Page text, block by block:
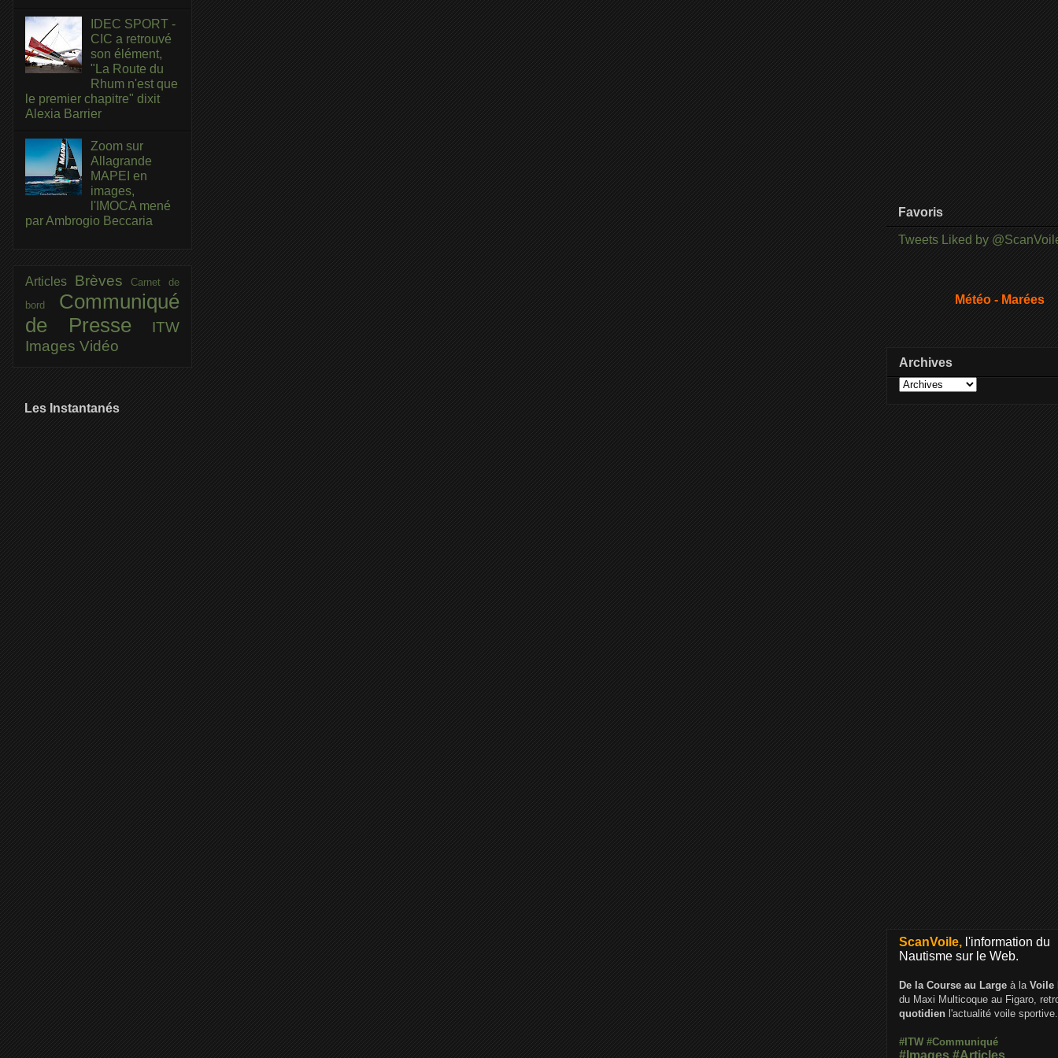
IDEC SPORT -
CIC a retrouvé
son élément,
"La Route du
Rhum n'est que
le premier chapitre" dixit
Alexia Barrier
Zoom sur
Allagrande
MAPEI en
images,
l'IMOCA mené
par Ambrogio Beccaria
Articles BrèvesCarnet de
bord Communiqué
de Presse
ITW
Images Vidéo
Les Instantanés
Favoris
Tweets Liked by
Météo - Marées
Archives
ScanVoile, l'information du
Nautisme sur le Web.
De la Course au Large à la Voile
du Maxi Multicoque au Figaro,
quotidien l'actualité voile sportive.
#ITW #Communiqué
#Images #Articles